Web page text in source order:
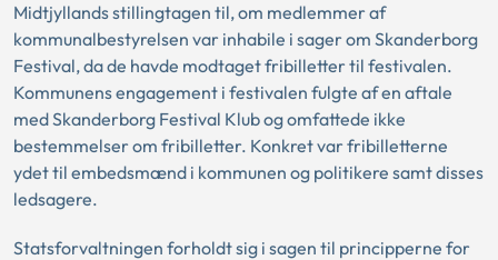
Midtjyllands stillingtagen til, om medlemmer af
kommunalbestyrelsen var inhabile i sager om Skanderborg
Festival, da de havde modtaget fribilletter til festivalen.
Kommunens engagement i festivalen fulgte af en aftale
med Skanderborg Festival Klub og omfattede ikke
bestemmelser om fribilletter. Konkret var fribilletterne
ydet til embedsmænd i kommunen og politikere samt disses
ledsagere.
Statsforvaltningen forholdt sig i sagen til principperne for